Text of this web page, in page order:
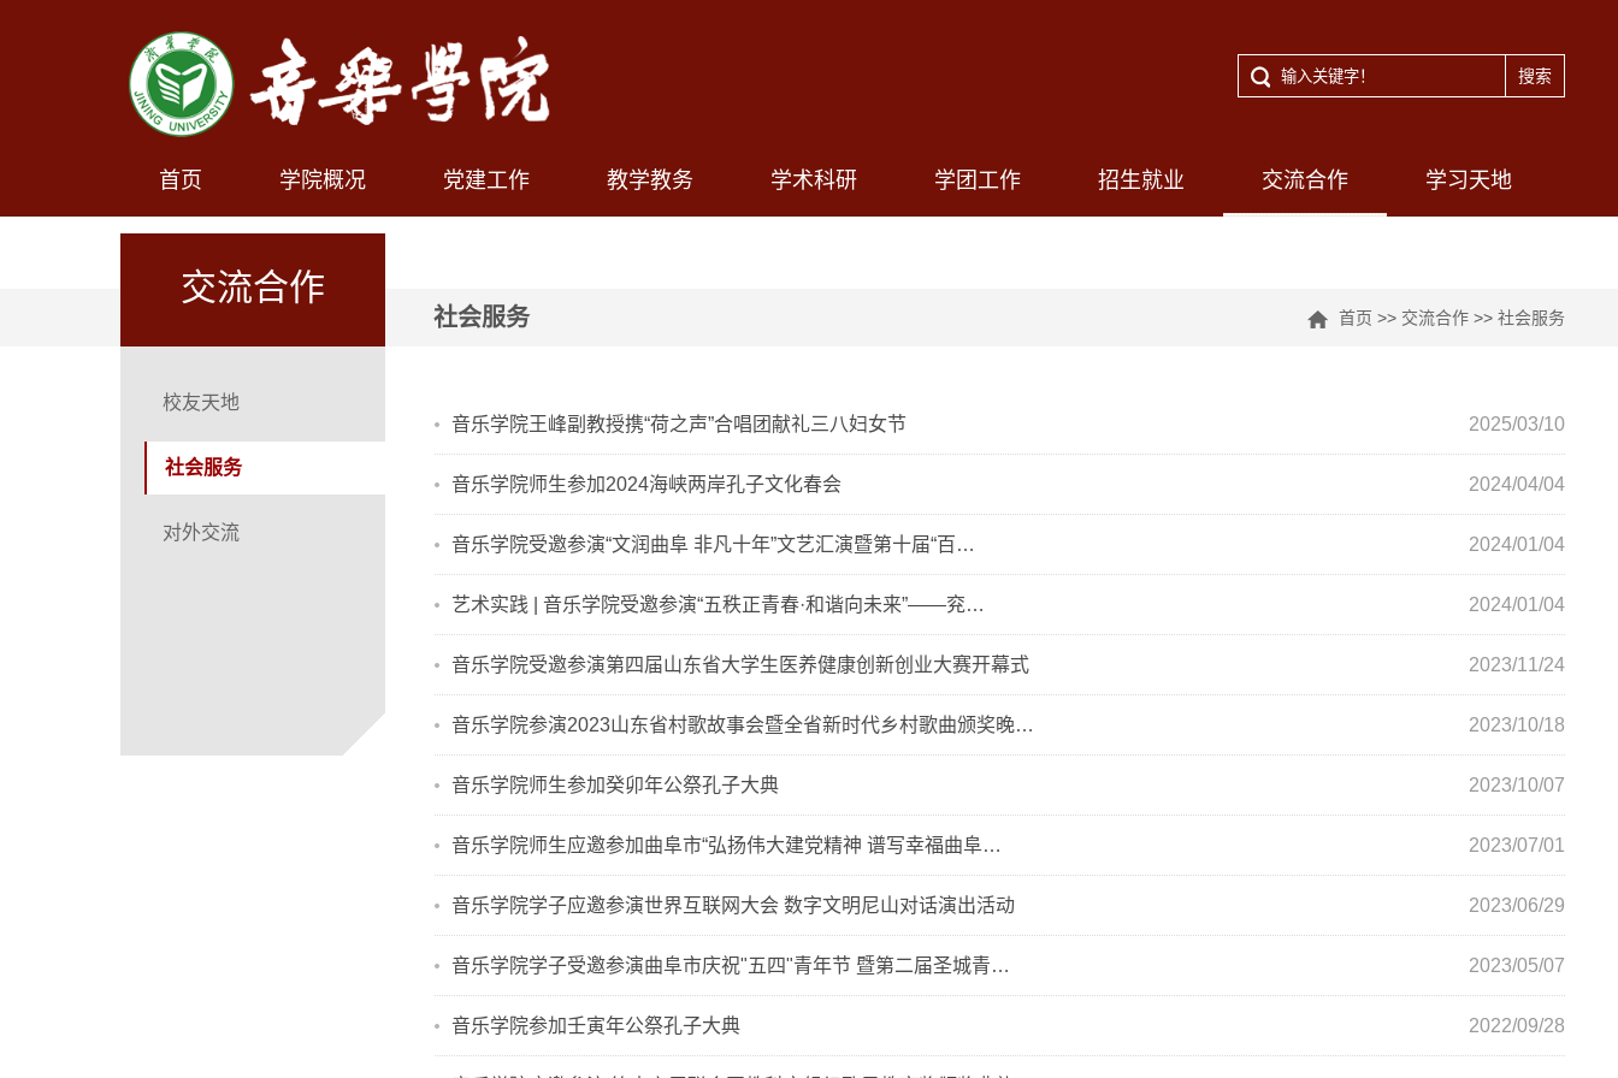
首页 学院概况 党建工作 教学教务 学术科研 学团工作 招生就业 交流合作 学习天地
交流合作
社会服务 首页 >> 交流合作 >> 社会服务
校友天地
社会服务
对外交流
音乐学院王峰副教授携“荷之声”合唱团献礼三八妇女节 2025/03/10
音乐学院师生参加2024海峡两岸孔子文化春会 2024/04/04
音乐学院受邀参演“文润曲阜 非凡十年”文艺汇演暨第十届“百… 2024/01/04
艺术实践 | 音乐学院受邀参演“五秩正青春·和谐向未来”——兖… 2024/01/04
音乐学院受邀参演第四届山东省大学生医养健康创新创业大赛开幕式 2023/11/24
音乐学院参演2023山东省村歌故事会暨全省新时代乡村歌曲颁奖晚… 2023/10/18
音乐学院师生参加癸卯年公祭孔子大典 2023/10/07
音乐学院师生应邀参加曲阜市“弘扬伟大建党精神 谱写幸福曲阜… 2023/07/01
音乐学院学子应邀参演世界互联网大会 数字文明尼山对话演出活动 2023/06/29
音乐学院学子受邀参演曲阜市庆祝"五四"青年节 暨第二届圣城青… 2023/05/07
音乐学院参加壬寅年公祭孔子大典 2022/09/28